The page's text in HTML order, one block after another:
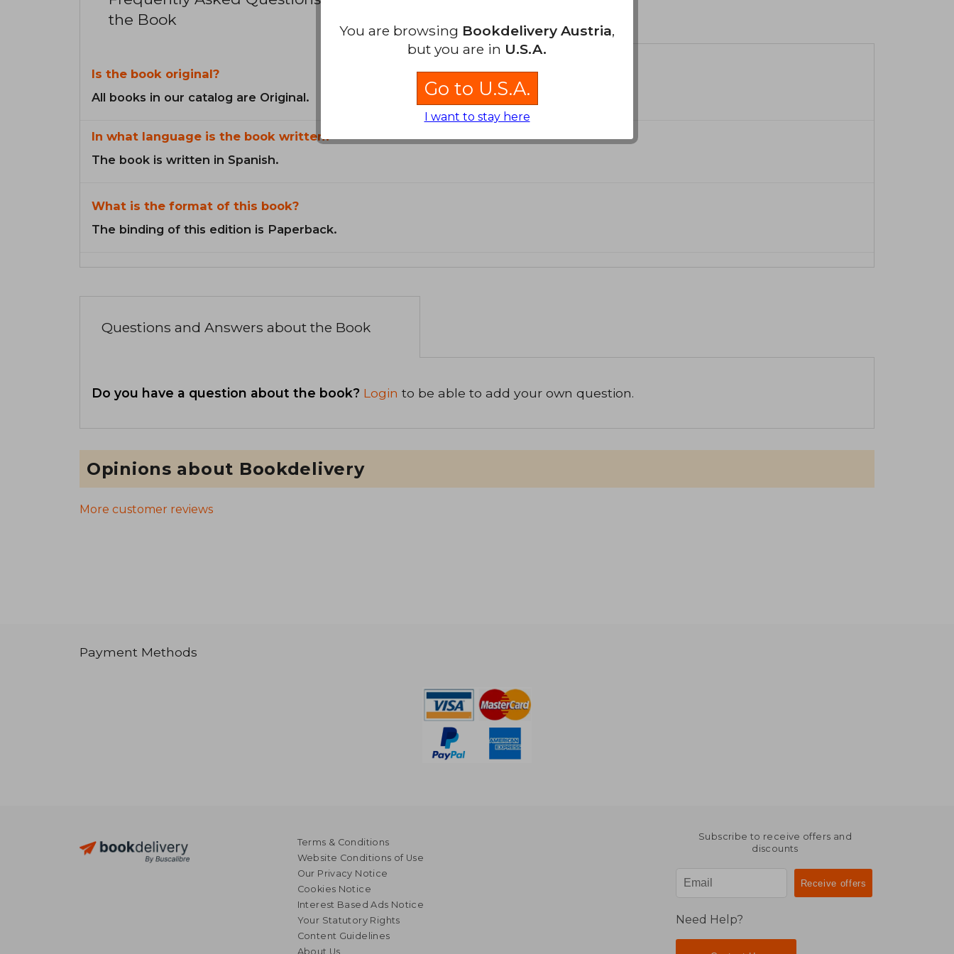
the Book
Is the book original?
All books in our catalog are Original.
In what language is the book written?
The book is written in Spanish.
What is the format of this book?
The binding of this edition is Paperback.
Questions and Answers about the Book
Do you have a question about the book? Login to be able to add your own question.
Opinions about Bookdelivery
More customer reviews
Payment Methods
Terms & Conditions
Website Conditions of Use
Our Privacy Notice
Cookies Notice
Interest Based Ads Notice
Your Statutory Rights
Content Guidelines
About Us
Subscribe to receive offers and
discounts
Need Help?
You are browsing Bookdelivery Austria,
but you are in U.S.A.
Go to U.S.A.
I want to stay here